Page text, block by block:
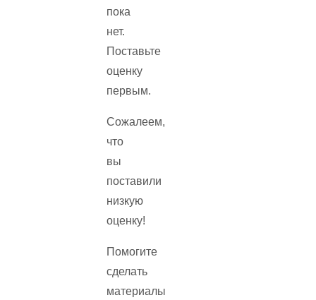
пока
нет.
Поставьте
оценку
первым.
Сожалеем,
что
вы
поставили
низкую
оценку!
Помогите
сделать
материалы